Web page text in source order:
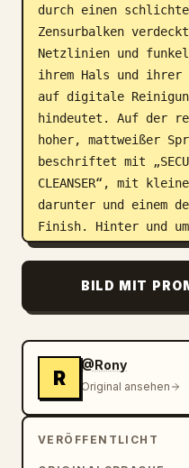
durch einen
Zensurbalken
Netzlinien und
ihrem Hals und ihrer
auf digitale
hindeutet. Auf der
hoher, mattweißer
beschriftet mit
CLEANSER“, mit
darunter und einem
Finish. Hinter und
erheben sich
Nervenfasern, die
leuchtenden Blasen
PACKET“, während
Funktionen
FLOW“, „DATA
„RISK FILTER“,
„CONNECTION
kleiner Markentext: „IP
BILD MIT
R
@Rony
Original ansehen
VERÖFFENTLICHT